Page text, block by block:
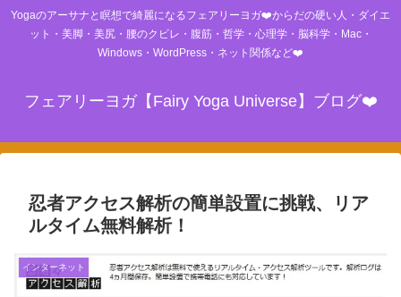
Yogaのアーサナと瞑想で綺麗になるフェアリーヨガ❤️からだの硬い人・ダイエ
ット・美脚・美尻・腰のクビレ・腹筋・哲学・心理学・脳科学・Mac・
Windows・WordPress・ネット関係など❤️
フェアリーヨガ【Fairy Yoga Universe】ブログ❤️
忍者アクセス解析の簡単設置に挑戦、リア
ルタイム無料解析！
インターネット